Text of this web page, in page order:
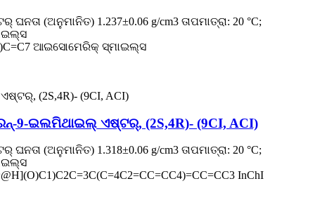
(ଅନୁମାନିତ) 1.237±0.06 g/cm3 ତାପମାତ୍ରା: 20 °C;
ଆଇସୋମେରିକ୍ ସ୍ମାଇଲ୍ସ
9-ଇଲମିଥାଇଲ୍ ଏଷ୍ଟର୍, (2S,4R)- (9CI, ACI)
(ଅନୁମାନିତ) 1.318±0.06 g/cm3 ତାପମାତ୍ରା: 20 °C;
InChI